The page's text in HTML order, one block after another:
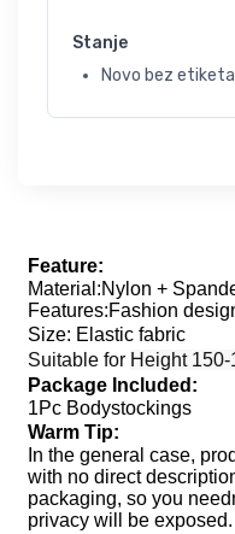
Stanje
Novo bez etiketa